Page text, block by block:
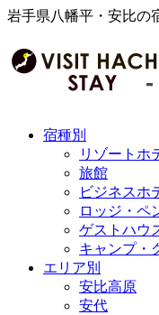
岩手県八幡平・安比の
宿種別
リゾートホ
旅館
ビジネスホ
ロッジ・ペ
ゲストハウ
キャンプ・
エリア別
安比高原
安代